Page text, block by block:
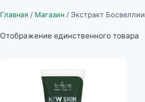
Главная / Магазин / Экстракт Босвеллии
Отображение единственного товара